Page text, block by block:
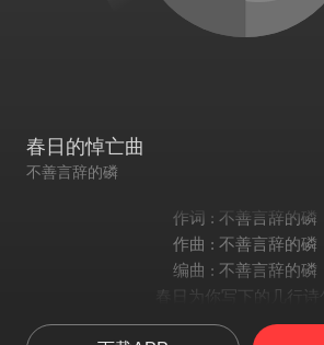
春日的悼亡曲
不善言辞的磷
作词 : 不善言辞的磷
作曲 : 不善言辞的磷
编曲 : 不善言辞的磷
春日为你写下的几行诗
兜兜又转转已过了四